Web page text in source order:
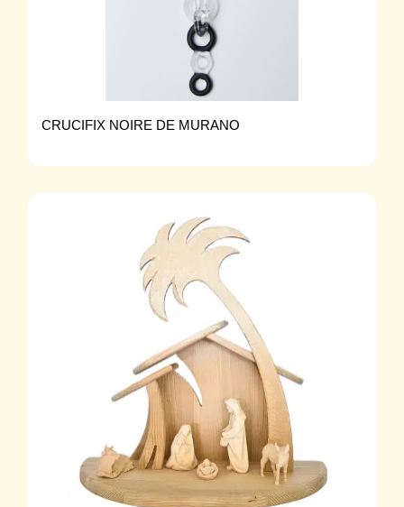
CRUCIFIX NOIRE DE MURANO